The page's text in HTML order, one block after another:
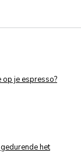
op je espresso?
het